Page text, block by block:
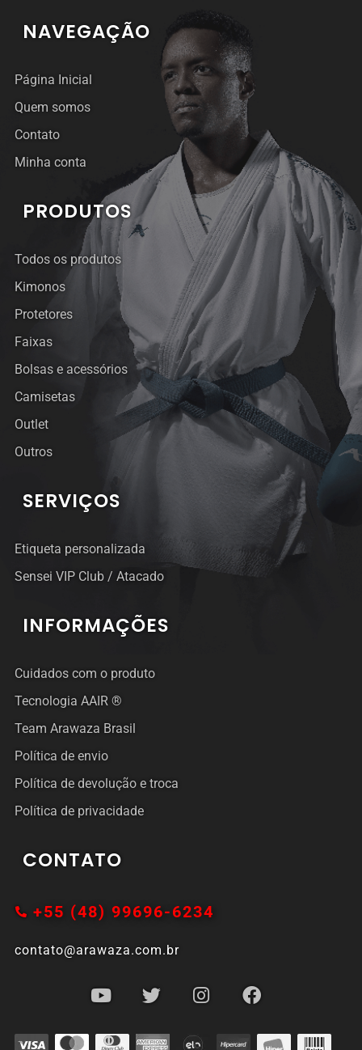
NAVEGAÇÃO
Página Inicial
Quem somos
Contato
Minha conta
PRODUTOS
Todos os produtos
Kimonos
Protetores
Faixas
Bolsas e acessórios
Camisetas
Outlet
Outros
SERVIÇOS
Etiqueta personalizada
Sensei VIP Club / Atacado
INFORMAÇÕES
Cuidados com o produto
Tecnologia AAIR ®
Team Arawaza Brasil
Política de envio
Política de devolução e troca
Política de privacidade
CONTATO
+55 (48) 99696-6234
contato@arawaza.com.br